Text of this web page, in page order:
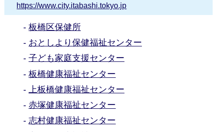
https://www.city.itabashi.tokyo.jp
板橋区保健所
おとしより保健福祉センター
子ども家庭支援センター
板橋健康福祉センター
上板橋健康福祉センター
赤塚健康福祉センター
志村健康福祉センター